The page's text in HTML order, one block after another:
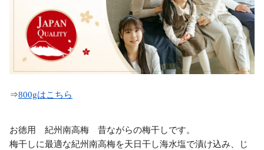
⇒800gはこちら
お徳用 紀州南高梅 昔ながらの梅干しです。
梅干しに最適な紀州南高梅を天日干し海水塩で漬け込み、じ